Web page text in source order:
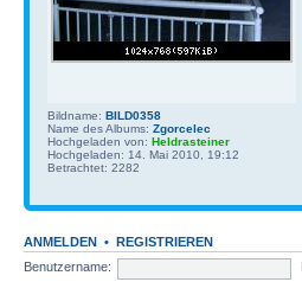
Bildname: BILD0358
Name des Albums: Zgorcelec
Hochgeladen von: Heldrasteiner
Hochgeladen: 14. Mai 2010, 19:12
Betrachtet: 2282
ANMELDEN • REGISTRIEREN
Benutzername: